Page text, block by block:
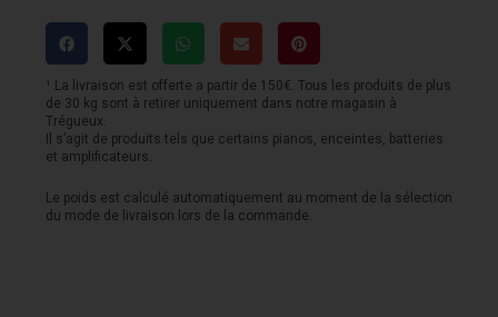
Colorband
PiX
IP
-
Barre
LED
Etanche
¹ La livraison est offerte a partir de 150€. Tous les produits de plus
de 30 kg sont à retirer uniquement dans notre magasin à
Trégueux.
Il s’agit de produits tels que certains pianos, enceintes, batteries
et amplificateurs.
Le poids est calculé automatiquement au moment de la sélection
du mode de livraison lors de la commande.